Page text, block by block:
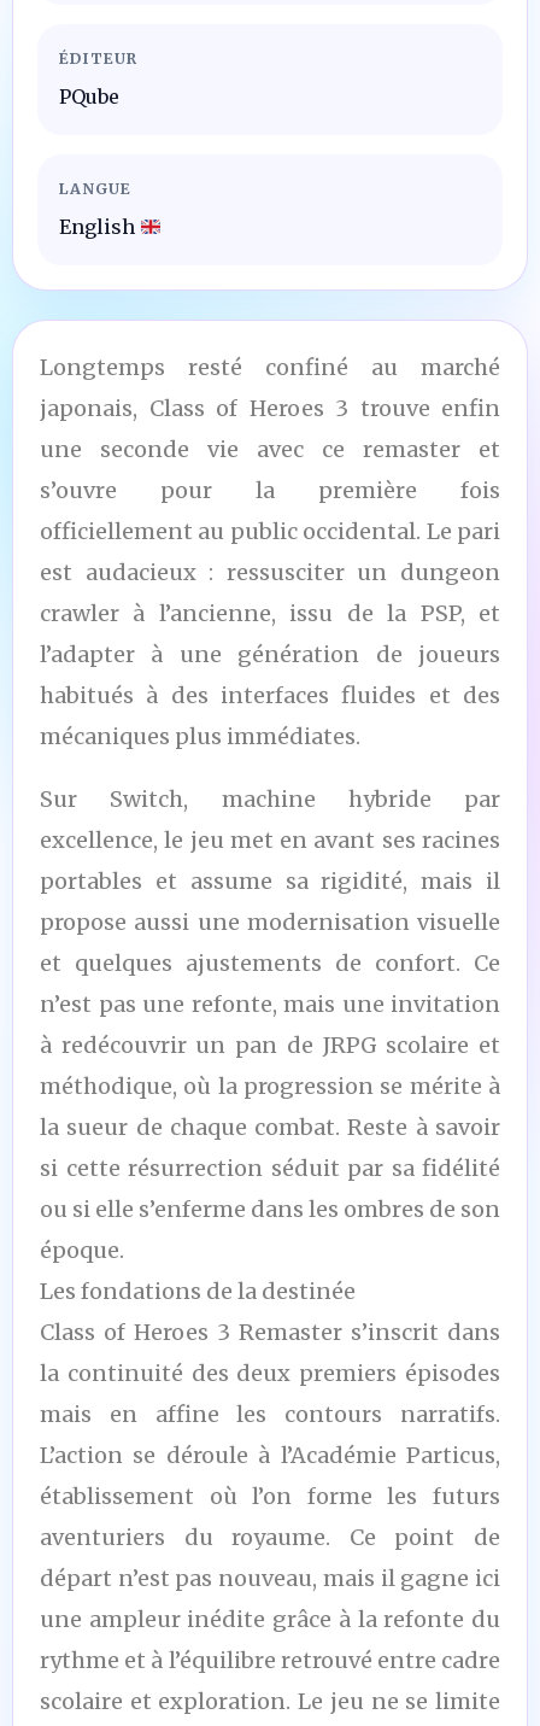
ÉDITEUR
PQube
LANGUE
English
Longtemps resté confiné au marché
japonais, Class of Heroes 3 trouve enfin
une seconde vie avec ce remaster et
s’ouvre pour la première fois
officiellement au public occidental. Le pari
est audacieux : ressusciter un dungeon
crawler à l’ancienne, issu de la PSP, et
l’adapter à une génération de joueurs
habitués à des interfaces fluides et des
mécaniques plus immédiates.
Sur Switch, machine hybride par
excellence, le jeu met en avant ses racines
portables et assume sa rigidité, mais il
propose aussi une modernisation visuelle
et quelques ajustements de confort. Ce
n’est pas une refonte, mais une invitation
à redécouvrir un pan de JRPG scolaire et
méthodique, où la progression se mérite à
la sueur de chaque combat. Reste à savoir
si cette résurrection séduit par sa fidélité
ou si elle s’enferme dans les ombres de son
époque.
Les fondations de la destinée
Class of Heroes 3 Remaster s’inscrit dans
la continuité des deux premiers épisodes
mais en affine les contours narratifs.
L’action se déroule à l’Académie Particus,
établissement où l’on forme les futurs
aventuriers du royaume. Ce point de
départ n’est pas nouveau, mais il gagne ici
une ampleur inédite grâce à la refonte du
rythme et à l’équilibre retrouvé entre cadre
scolaire et exploration. Le jeu ne se limite